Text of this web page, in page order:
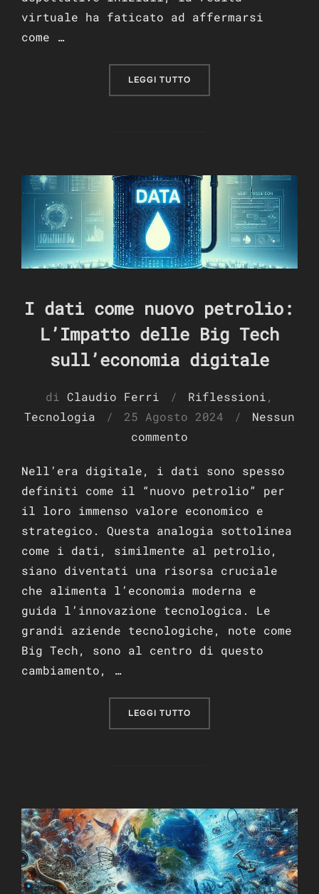
virtuale ha faticato ad affermarsi
come …
LEGGI TUTTO
I dati come nuovo petrolio:
L’Impatto delle Big Tech
sull’economia digitale
di Claudio Ferri Riflessioni,
Tecnologia
Pubblicato
il
25 Agosto 2024
Nessun
commento
Nell’era digitale, i dati sono spesso
definiti come il “nuovo petrolio” per
il loro immenso valore economico e
strategico. Questa analogia sottolinea
come i dati, similmente al petrolio,
siano diventati una risorsa cruciale
che alimenta l’economia moderna e
guida l’innovazione tecnologica. Le
grandi aziende tecnologiche, note come
Big Tech, sono al centro di questo
cambiamento, …
LEGGI TUTTO